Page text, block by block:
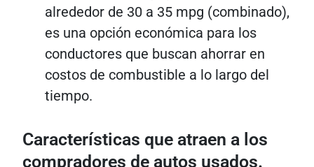
alrededor de 30 a 35 mpg (combinado),
es una opción económica para los
conductores que buscan ahorrar en
costos de combustible a lo largo del
tiempo.
Características que atraen a los
compradores de autos usados.